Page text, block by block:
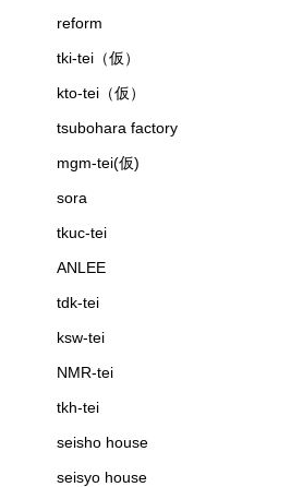
reform
tki-tei（仮）
kto-tei（仮）
tsubohara factory
mgm-tei(仮)
sora
tkuc-tei
ANLEE
tdk-tei
ksw-tei
NMR-tei
tkh-tei
seisho house
seisyo house